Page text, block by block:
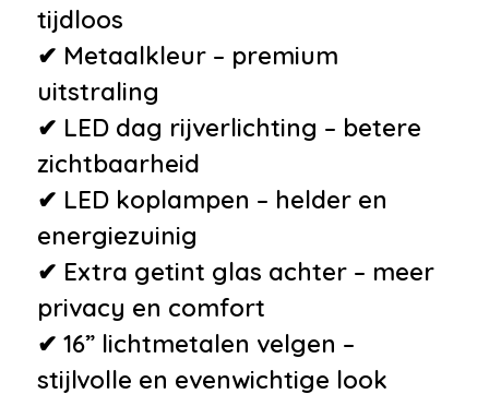
tijdloos
✔ Metaalkleur – premium
uitstraling
✔ LED dag rijverlichting – betere
zichtbaarheid
✔ LED koplampen – helder en
energiezuinig
✔ Extra getint glas achter – meer
privacy en comfort
✔ 16” lichtmetalen velgen –
stijlvolle en evenwichtige look